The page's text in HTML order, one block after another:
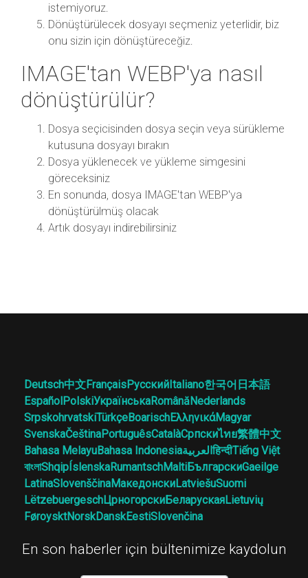
istemiyoruz.
Dönüştürülecek dosyayı seçmeniz yeterlidir, biz
onu sizin için dönüştüreceğiz.
IMAGE'tan WEBP'ya nasıl
dönüştürülür?
Dosya seçicisinden dosya seçin veya sürükleme
kutusuna dosyayı bırakın
Dosya yüklenecek ve yükleme simgesini
göreceksiniz
En sonunda, dosya IMAGE'tan WEBP'ya
dönüştürülmüş olacak
Artık dosyayı indirebilirsiniz
Deutsch中文FrançaisРусскийItaliano한국어 日本語
EspañolPolskiУкраїнськаRomânăNederlands
SrpskohrvatskiTürkçeBoarischΕλληνικάMagyar
SvenskaČeštinaPortuguêsCatalàСрпскиไทย繁體中文
Bahasa MelayuBahasa Indonesiaالعربيةहिन्दीTiếng Việt
বাংলাShqipÍslenskaRumantschMaltiБългарскиGaeilge
LatinaSlovenščinaМакедонскиLatviešuSuomi
LëtzebuergeschЦрногорскиБеларускаяLietuvių
FøroysktNorskDanskEestiSlovenčina
En son haberler için bültenimize kaydolun